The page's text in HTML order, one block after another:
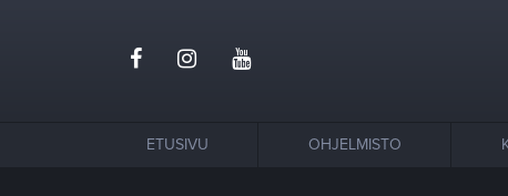
ETUSIVU OHJELMISTO